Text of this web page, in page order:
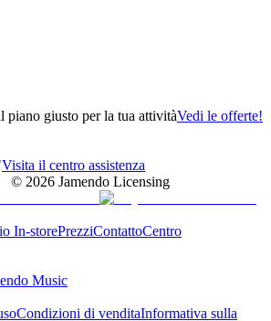
piano giusto per la tua attivitàVedi le offerte!
Visita il centro assistenza
© 2026 Jamendo Licensing
In-storePrezziContattoCentro
Music
Condizioni di venditaInformativa sulla